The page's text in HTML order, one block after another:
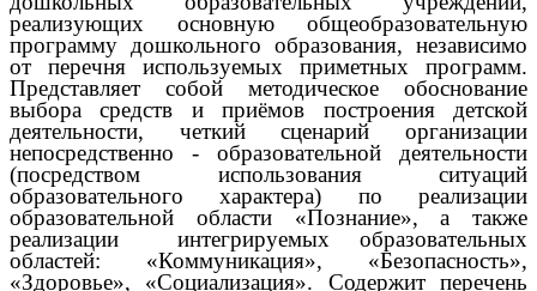
реализующих основную общеобразовательную
программу дошкольного образования, независимо
от перечня используемых приметных программ.
Представляет собой методическое обоснование
выбора средств и приёмов построения детской
деятельности, четкий сценарий организации
непосредственно - образовательной деятельности
(посредством использования ситуаций
образовательного характера) по реализации
образовательной области «Познание», а также
реализации интегрируемых образовательных
областей: «Коммуникация», «Безопасность»,
«Здоровье», «Социализация». Содержит перечень